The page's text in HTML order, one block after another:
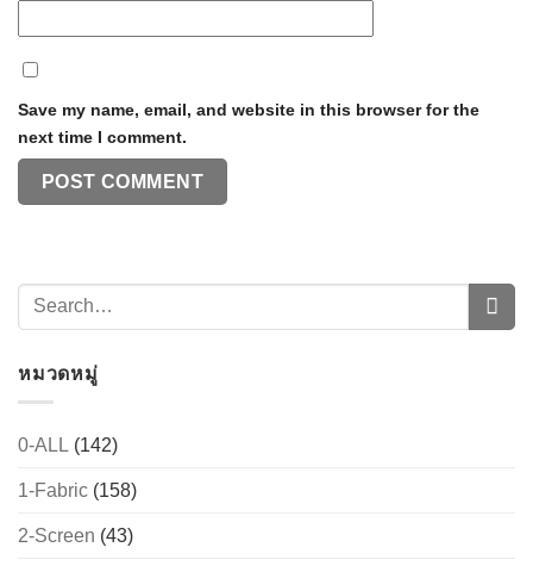
Save my name, email, and website in this browser for the
next time I comment.
หมวดหมู่
0-ALL (142)
1-Fabric (158)
2-Screen (43)